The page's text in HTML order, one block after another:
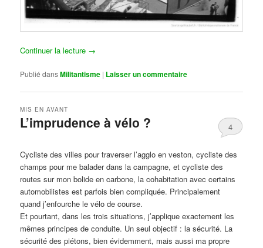
Continuer la lecture →
Publié dansMilitantisme | Laisser un commentaire
L’imprudence à vélo ?
MIS EN AVANT
4
Cycliste des villes pour traverser l’agglo en veston, cycliste des
champs pour me balader dans la campagne, et cycliste des
routes sur mon bolide en carbone, la cohabitation avec certains
automobilistes est parfois bien compliquée. Principalement
quand j’enfourche le vélo de course.
Et pourtant, dans les trois situations, j’applique exactement les
mêmes principes de conduite. Un seul objectif : la sécurité. La
sécurité des piétons, bien évidemment, mais aussi ma propre